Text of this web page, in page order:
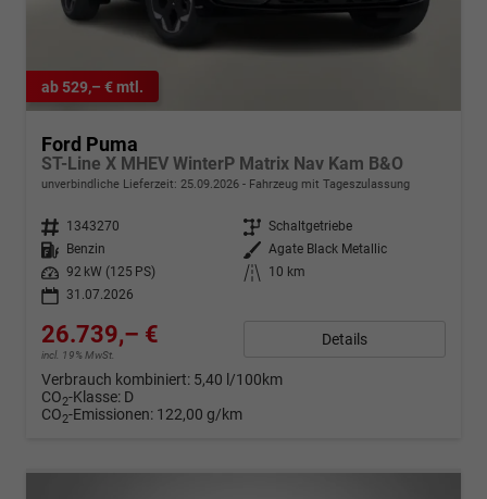
ab 529,– € mtl.
Ford Puma
ST-Line X MHEV WinterP Matrix Nav Kam B&O
unverbindliche Lieferzeit: 25.09.2026 Fahrzeug mit Tageszulassung
Fahrzeugnr. 1343270 Getriebe Schaltgetriebe
Kraftstoff
Benzin Außenfarbe Agate Black Metallic
Leistung
92 kW (125 PS) Kilometerstand
10 km
31.07.2026
26.739,– €
incl. 19% MwSt.
Details
Verbrauch kombiniert: 5,40 l/100km
CO2-Klasse: D
CO2-Emissionen: 122,00 g/km